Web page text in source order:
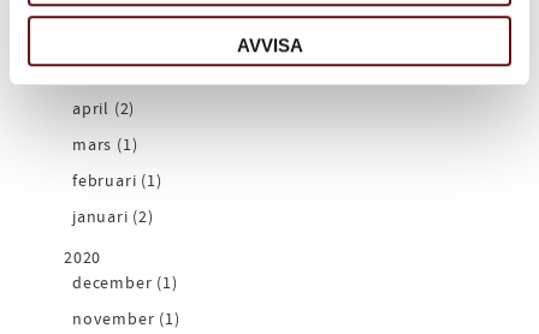
AVVISA
juli (1)
april (2)
mars (1)
februari (1)
januari (2)
2020
december (1)
november (1)